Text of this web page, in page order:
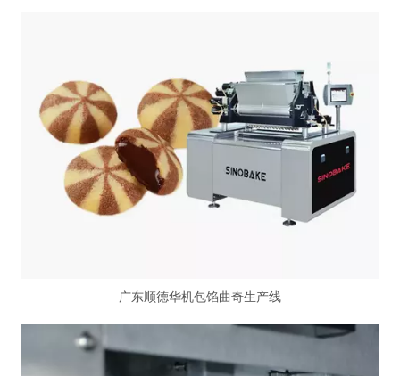
广东顺德华机包馅曲奇生产线